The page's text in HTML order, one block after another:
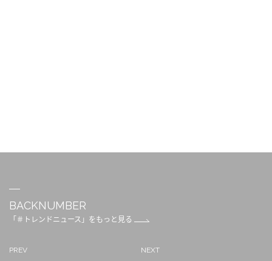
BACKNUMBER
「＃トレンドニュース」をもっと見る
PREV NEXT